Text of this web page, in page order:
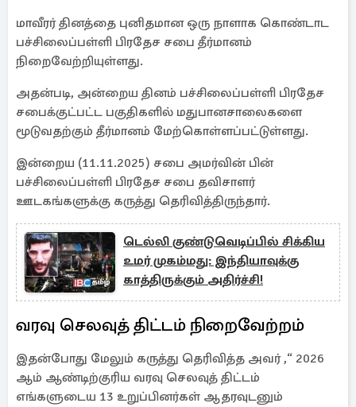
மாவீரர் தினத்தை புனிதமான ஒரு நாளாக கொண்டாட
பச்சிலைப்பள்ளி பிரதேச சபை தீர்மானம்
நிறைவேற்றியுள்ளது.
அதன்படி, அன்றைய தினம் பச்சிலைப்பள்ளி பிரதேச
சபைக்குட்பட்ட பகுதிகளில் மதுபானசாலைகளை
மூடுவதற்கும் தீர்மானம் மேற்கொள்ளப்பட்டுள்ளது.
இன்றைய (11.11.2025) சபை அமர்வின் பின்
பச்சிலைப்பள்ளி பிரதேச சபை தவிசாளர்
ஊடகங்களுக்கு கருத்து தெரிவித்திருந்தார்.
டெல்லி குண்டுவெடிப்பில் சிக்கிய
உமர் முகம்மது: இந்தியாவுக்கு
காத்திருக்கும் அதிர்ச்சி!
வரவு செலவுத் திட்டம் நிறைவேற்றம்
இதன்போது மேலும் கருத்து தெரிவித்த அவர் ,“ 2026
ஆம் ஆண்டிற்குரிய வரவு செலவுத் திட்டம்
எங்களுடைய 13 உறுப்பினர்கள் ஆதரவுடனும்